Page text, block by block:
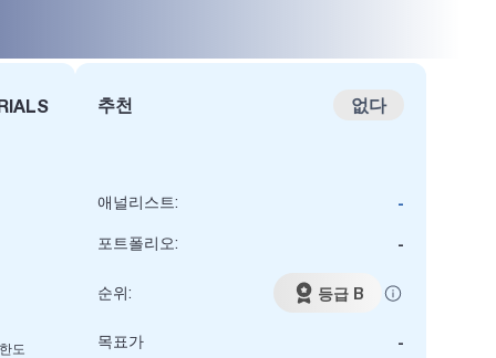
도
추천 없다
애널리스트: -
포트폴리오: -
순위: 등급 B
목표가 -